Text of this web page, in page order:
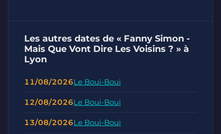
Les autres dates de « Fanny Simon -
Mais Que Vont Dire Les Voisins ? » à
Lyon
11/08/2026Le Boui-Boui
12/08/2026Le Boui-Boui
13/08/2026Le Boui-Boui